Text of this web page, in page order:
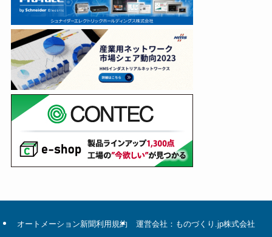
オートメーション新聞利用規約
運営会社：ものづくり.jp株式会社